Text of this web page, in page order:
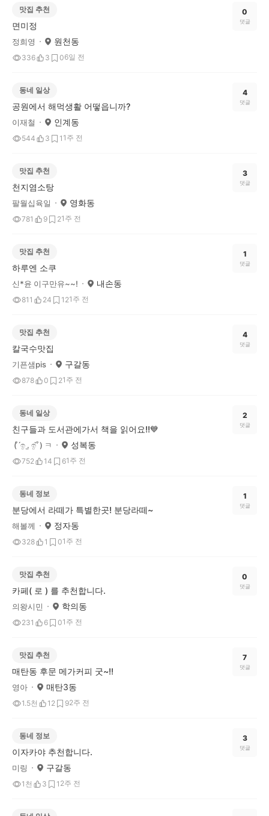
맛집 추천
면미정
정희영 원천동
336 3 06일 전
0
댓글
동네 일상
공원에서 해먹생활 어떻읍니까?
이재철 인계동
544 3 1 1주 전
4
댓글
맛집 추천
천지염소탕
팔월십육일 영화동
781 9 21주 전
3
댓글
맛집 추천
하루엔 소쿠
신*윤 이구만유~~! 내손동
811 24 121주 전
1
댓글
맛집 추천
칼국수맛집
기픈샘pis 구갈동
878 0 21주 전
4
댓글
동네 일상
친구들과 도서관에가서 책을 읽어요!!💙
( ͒ ́ඉ .̫ ඉ ̀ ͒) ㅋ 성복동
752 14 61주 전
2
댓글
동네 정보
분당에서 라떼가 특별한곳! 분당라떼~
해볼께 정자동
328 1 01주 전
1
댓글
맛집 추천
카페( 로 ) 를 추천합니다.
의왕시민 학의동
231 6 01주 전
0
댓글
맛집 추천
매탄동 후문 메가커피 굿~!!
영아 매탄3동
1.5천 12 92주 전
7
댓글
동네 정보
이자카야 추천합니다.
미링 구갈동
1천 3 1 2주 전
3
댓글